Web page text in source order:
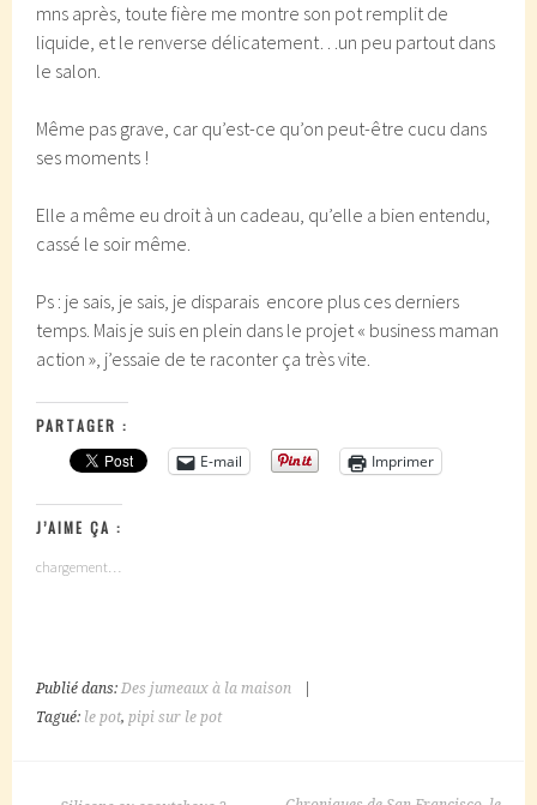
mns après, toute fière me montre son pot remplit de
liquide, et le renverse délicatement…un peu partout dans
le salon.
Même pas grave, car qu’est-ce qu’on peut-être cucu dans
ses moments !
Elle a même eu droit à un cadeau, qu’elle a bien entendu,
cassé le soir même.
Ps : je sais, je sais, je disparais encore plus ces derniers
temps. Mais je suis en plein dans le projet « business maman
action », j’essaie de te raconter ça très vite.
PARTAGER :
E-mail
Imprimer
J’AIME ÇA :
chargement…
Publié dans:Des jumeaux à la maison
Tagué: le pot,pipi sur le pot